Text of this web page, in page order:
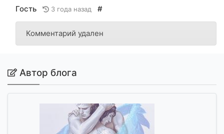
Гость 3 года назад #
Комментарий удален
Автор блога